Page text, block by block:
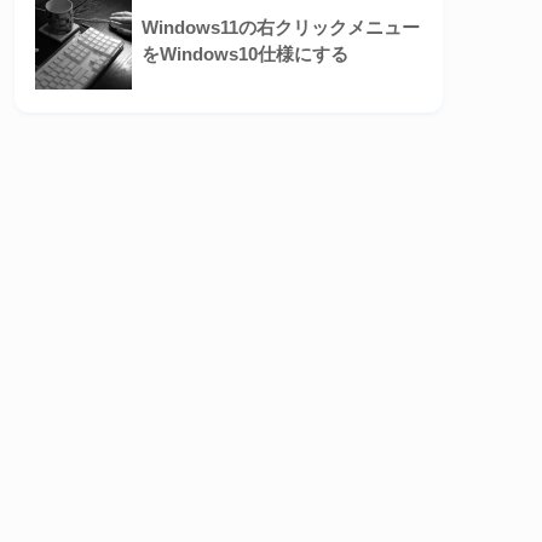
Windows11の右クリックメニュー
をWindows10仕様にする